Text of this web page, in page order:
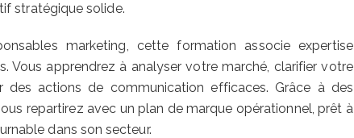
stratégique solide.
marketing, cette formation associe expertise
apprendrez à analyser votre marché, clarifier votre
actions de communication efficaces. Grâce à des
repartirez avec un plan de marque opérationnel, prêt à
dans son secteur.